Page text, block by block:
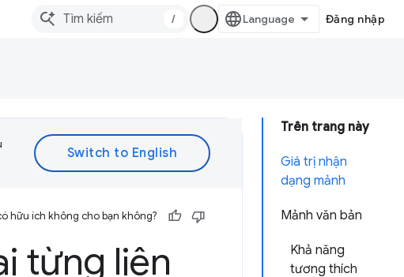
/ Đăng nhập
Trên trang này
Giá trị nhận
dạng mảnh
Mảnh văn bản
Khả năng
tương thích
hữu ích không cho bạn không?
từng liên